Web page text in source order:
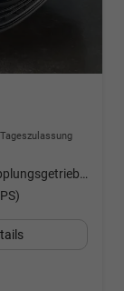
Doppelkupplungsgetriebe (DSG)